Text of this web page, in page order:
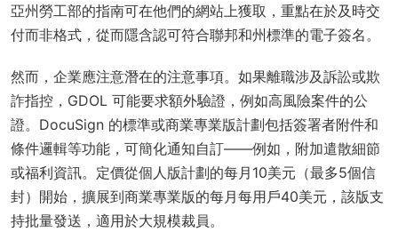
亞州勞工部的指南可在他們的網站上獲取，重點在於及時交
付而非格式，從而隱含認可符合聯邦和州標準的電子簽名。
然而，企業應注意潛在的注意事項。如果離職涉及訴訟或欺
詐指控，GDOL 可能要求額外驗證，例如高風險案件的公
證。DocuSign 的標準或商業專業版計劃包括簽署者附件和
條件邏輯等功能，可簡化通知自訂——例如，附加遣散細節
或福利資訊。定價從個人版計劃的每月10美元（最多5個信
封）開始，擴展到商業專業版的每月每用戶40美元，該版支
持批量發送，適用於大規模裁員。